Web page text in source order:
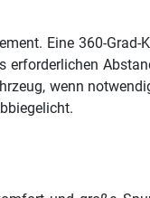
Eine 360-Grad-
wenn